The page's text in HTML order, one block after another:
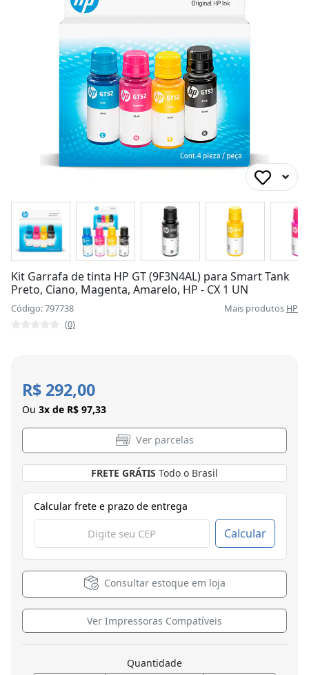
Kit Garrafa de tinta HP GT (9F3N4AL) para Smart Tank
Preto, Ciano, Magenta, Amarelo, HP - CX 1 UN
Código: 797738 Mais produtos HP
(0)
R$ 292,00
Ou 3x de R$ 97,33
Ver parcelas
FRETE GRÁTIS Todo o Brasil
Calcular frete e prazo de entrega
Calcular
Consultar estoque em loja
Ver Impressoras Compatíveis
Quantidade